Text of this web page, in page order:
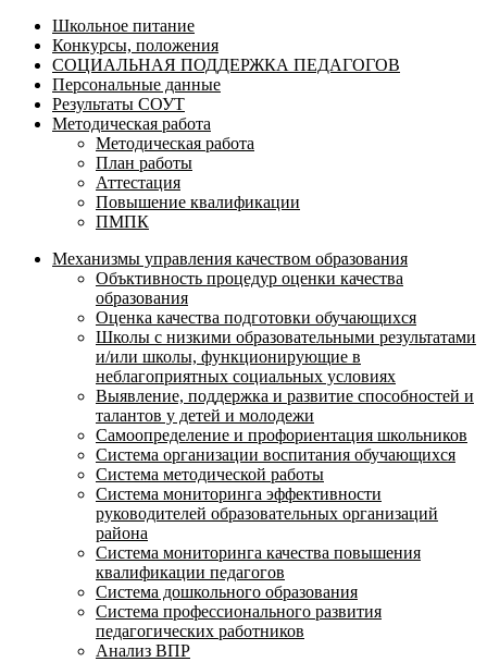
Школьное питание
Конкурсы, положения
СОЦИАЛЬНАЯ ПОДДЕРЖКА ПЕДАГОГОВ
Персональные данные
Результаты СОУТ
Методическая работа
Методическая работа
План работы
Аттестация
Повышение квалификации
ПМПК
Механизмы управления качеством образования
Объктивность процедур оценки качества
образования
Оценка качества подготовки обучающихся
Школы с низкими образовательными результатами
и/или школы, функционирующие в
неблагоприятных социальных условиях
Выявление, поддержка и развитие способностей и
талантов у детей и молодежи
Самоопределение и профориентация школьников
Система организации воспитания обучающихся
Система методической работы
Система мониторинга эффективности
руководителей образовательных организаций
района
Система мониторинга качества повышения
квалификации педагогов
Система дошкольного образования
Система профессионального развития
педагогических работников
Анализ ВПР